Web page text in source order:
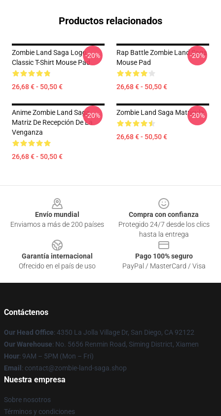
Productos relacionados
Zombie Land Saga Logo
Classic T-Shirt Mouse Pad
26,68 € - 50,50 €
-20%
Rap Battle Zombie Land Saga
Mouse Pad
26,68 € - 50,50 €
-20%
Anime Zombie Land Saga
Matriz De Recepción De La
Venganza
26,68 € - 50,50 €
-20% Zombie Land Saga Matrícula
26,68 € - 50,50 €
-20%
Envío mundial
Enviamos a más de 200 países
Compra con confianza
Protegido 24/7 desde los clics
hasta la entrega
Garantía internacional
Ofrecido en el país de uso
Pago 100% seguro
PayPal / MasterCard / Visa
Contáctenos
Our Head Office: 4350 La Jolla Village Dr, San Diego, CA 92122
Our Warehouse: No. 5656 Renmin Road, Siming District, Xiamen
Hour: 9AM – 5PM (Mon – Fri)
Email : contact@zombie-land-saga.shop
Nuestra empresa
Sobre nosotros
Términos y condiciones